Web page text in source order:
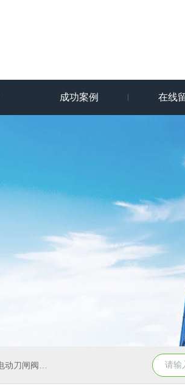
成功案例 在线
动刀闸阀 造纸行业电动刀闸阀选型